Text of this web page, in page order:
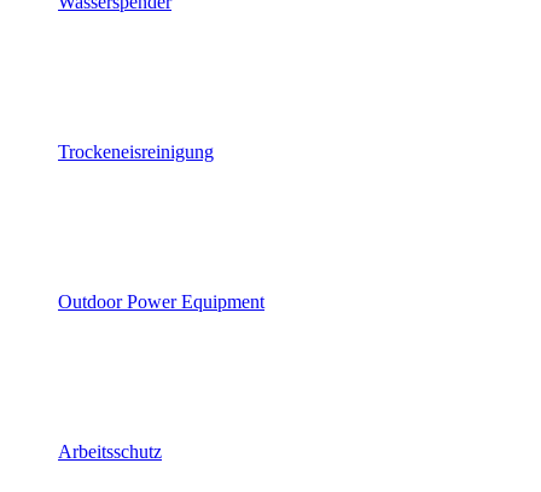
Trockeneisreinigung
Outdoor Power Equipment
Arbeitsschutz